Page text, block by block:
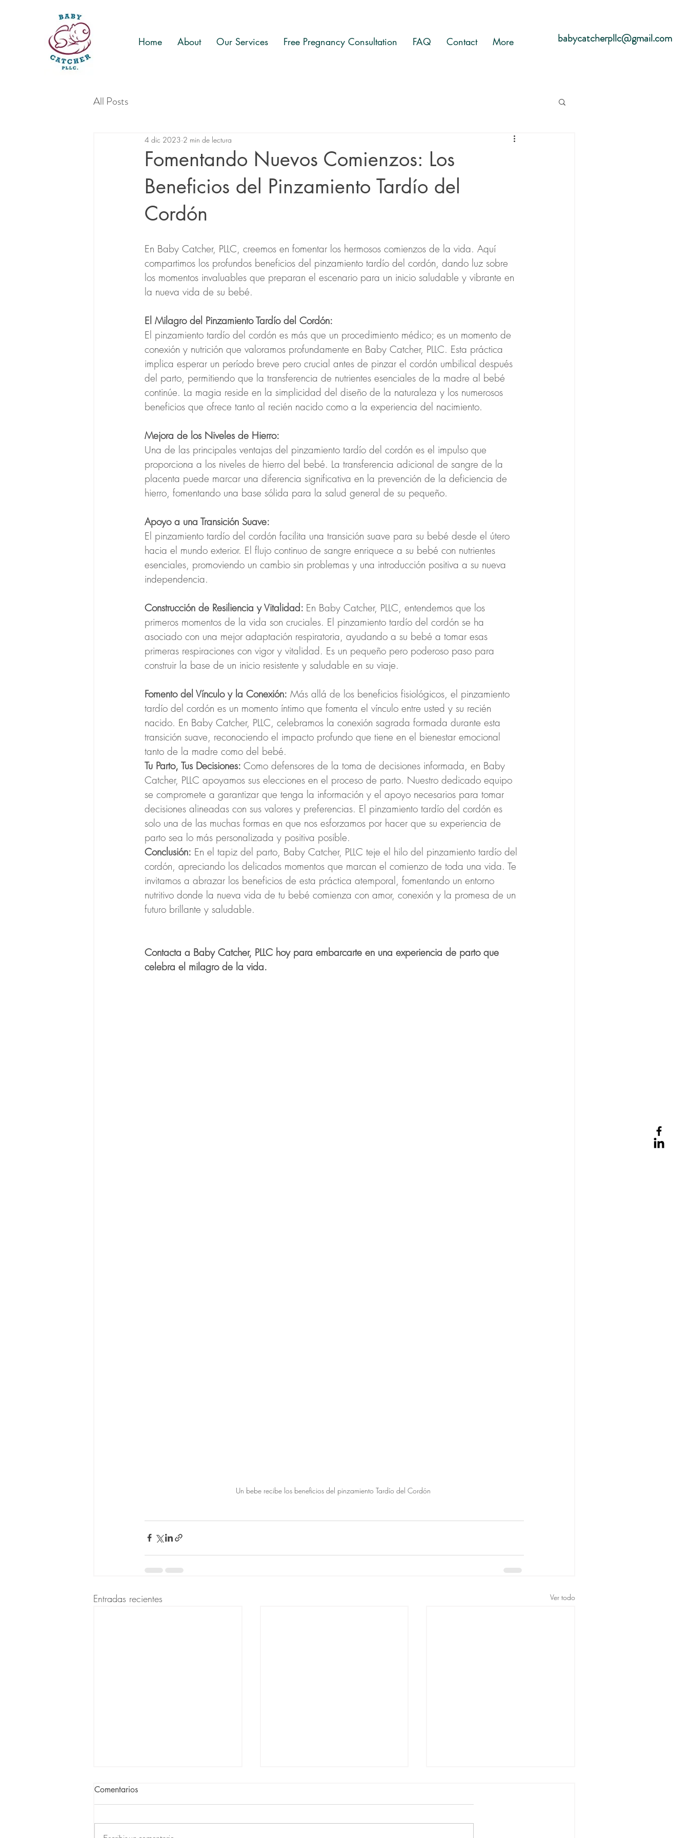
Home About Our Services Free Pregnancy Consultation FAQ Contact More babycatcherpllc@gmail.com
All Posts
Fomentando Nuevos Comienzos: Los
Beneficios del Pinzamiento Tardío del
Cordón
4 dic 2023 2 min de lectura
En Baby Catcher, PLLC, creemos en fomentar los hermosos comienzos de la vida. Aquí
compartimos los profundos beneficios del pinzamiento tardío del cordón, dando luz sobre
los momentos invaluables que preparan el escenario para un inicio saludable y vibrante en
la nueva vida de su bebé.
El Milagro del Pinzamiento Tardío del Cordón:
El pinzamiento tardío del cordón es más que un procedimiento médico; es un momento de
conexión y nutrición que valoramos profundamente en Baby Catcher, PLLC. Esta práctica
implica esperar un período breve pero crucial antes de pinzar el cordón umbilical después
del parto, permitiendo que la transferencia de nutrientes esenciales de la madre al bebé
continúe. La magia reside en la simplicidad del diseño de la naturaleza y los numerosos
beneficios que ofrece tanto al recién nacido como a la experiencia del nacimiento.
Mejora de los Niveles de Hierro:
Una de las principales ventajas del pinzamiento tardío del cordón es el impulso que
proporciona a los niveles de hierro del bebé. La transferencia adicional de sangre de la
placenta puede marcar una diferencia significativa en la prevención de la deficiencia de
hierro, fomentando una base sólida para la salud general de su pequeño.
Apoyo a una Transición Suave:
El pinzamiento tardío del cordón facilita una transición suave para su bebé desde el útero
hacia el mundo exterior. El flujo continuo de sangre enriquece a su bebé con nutrientes
esenciales, promoviendo un cambio sin problemas y una introducción positiva a su nueva
independencia.
Construcción de Resiliencia y Vitalidad: En Baby Catcher, PLLC, entendemos que los
primeros momentos de la vida son cruciales. El pinzamiento tardío del cordón se ha
asociado con una mejor adaptación respiratoria, ayudando a su bebé a tomar esas
primeras respiraciones con vigor y vitalidad. Es un pequeño pero poderoso paso para
construir la base de un inicio resistente y saludable en su viaje.
Fomento del Vínculo y la Conexión: Más allá de los beneficios fisiológicos, el pinzamiento
tardío del cordón es un momento íntimo que fomenta el vínculo entre usted y su recién
nacido. En Baby Catcher, PLLC, celebramos la conexión sagrada formada durante esta
transición suave, reconociendo el impacto profundo que tiene en el bienestar emocional
tanto de la madre como del bebé.
Tu Parto, Tus Decisiones: Como defensores de la toma de decisiones informada, en Baby
Catcher, PLLC apoyamos sus elecciones en el proceso de parto. Nuestro dedicado equipo
se compromete a garantizar que tenga la información y el apoyo necesarios para tomar
decisiones alineadas con sus valores y preferencias. El pinzamiento tardío del cordón es
solo una de las muchas formas en que nos esforzamos por hacer que su experiencia de
parto sea lo más personalizada y positiva posible.
Conclusión: En el tapiz del parto, Baby Catcher, PLLC teje el hilo del pinzamiento tardío del
cordón, apreciando los delicados momentos que marcan el comienzo de toda una vida. Te
invitamos a abrazar los beneficios de esta práctica atemporal, fomentando un entorno
nutritivo donde la nueva vida de tu bebé comienza con amor, conexión y la promesa de un
futuro brillante y saludable.
Contacta a Baby Catcher, PLLC hoy para embarcarte en una experiencia de parto que
celebra el milagro de la vida.
Un bebe recibe los beneficios del pinzamiento Tardío del Cordón
Entradas recientes Ver todo
Comentarios